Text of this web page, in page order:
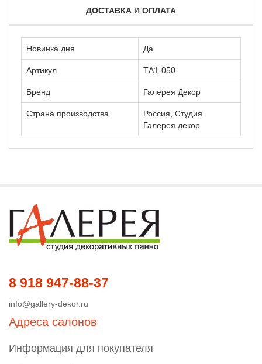
ДОСТАВКА И ОПЛАТА
Новинка дня Да
Артикул ТА1-050
Бренд Галерея Декор
Страна производства
Россия, Студия
Галерея декор
8 918 947-88-37
info@gallery-dekor.ru
Адреса салонов
Информация для покупателя